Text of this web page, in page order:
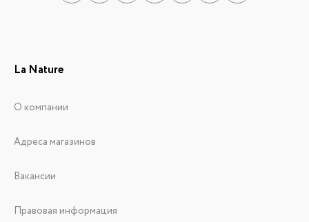
La Nature
О компании
Адреса магазинов
Вакансии
Правовая информация